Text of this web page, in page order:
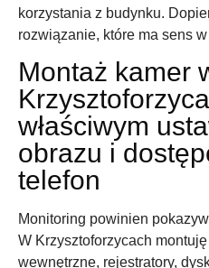
korzystania z budynku.
rozwiązanie, które ma sens
Montaż kamer
właściwym
obrazu i
telefon
Monitoring powinien
W Krzysztoforzycach
wewnętrzne, rejestratory,